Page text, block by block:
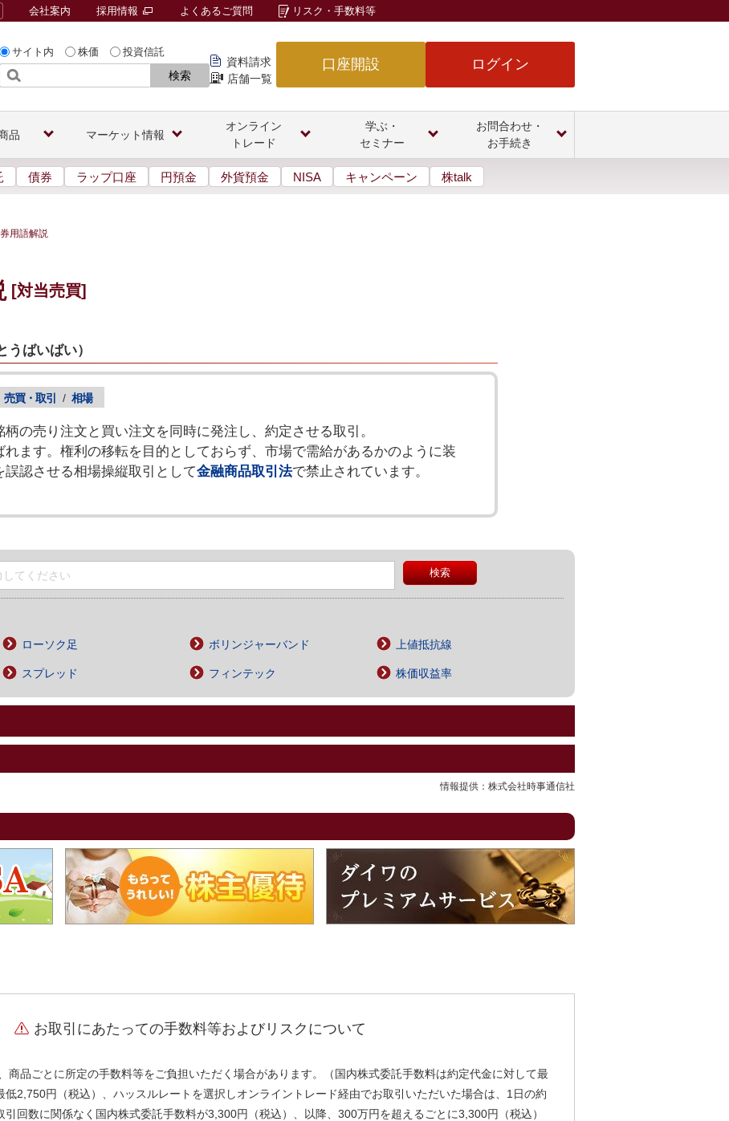
サイト内 株価 投資信託
検索
資料請求
店舗一覧
口座開設 ログイン
会社案内 採用情報 よくあるご質問 リスク・手数料等
品 マーケット情報
オンライン
トレード
学ぶ・
セミナー
お問合わせ・
お手続き
債券 ラップ口座 円預金 外貨預金 NISA キャンペーン 株talk
用語解説
[対当売買]
うばいばい）
売買・取引 / 相場
柄の売り注文と買い注文を同時に発注し、約定させる取引。
れます。権利の移転を目的としておらず、市場で需給があるかのように装
誤認させる相場操縦取引として金融商品取引法で禁止されています。
ローソク足 ボリンジャーバンド 上値抵抗線
スプレッド フィンテック 株価収益率
情報提供：株式会社時事通信社
お取引にあたっての手数料等およびリスクについて
商品ごとに所定の手数料等をご負担いただく場合があります。（国内株式委託手数料は約定代金に対して最
2,750円（税込）、ハッスルレートを選択しオンライントレード経由でお取引いただいた場合は、1日の約
回数に関係なく国内株式委託手数料が3,300円（税込）、以降、300万円を超えるごとに3,300円（税込）